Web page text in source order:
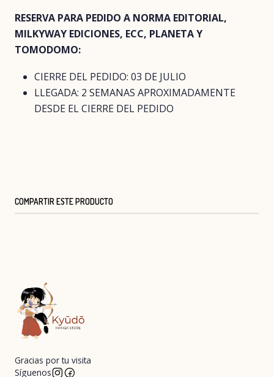
RESERVA PARA PEDIDO A NORMA EDITORIAL,
MILKYWAY EDICIONES, ECC, PLANETA Y
TOMODOMO:
CIERRE DEL PEDIDO: 03 DE JULIO
LLEGADA: 2 SEMANAS APROXIMADAMENTE
DESDE EL CIERRE DEL PEDIDO
COMPARTIR ESTE PRODUCTO
Gracias por tu visita
Síguenos